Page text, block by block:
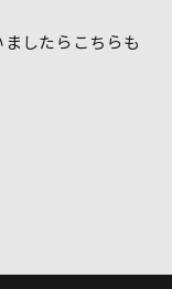
したらこちらも